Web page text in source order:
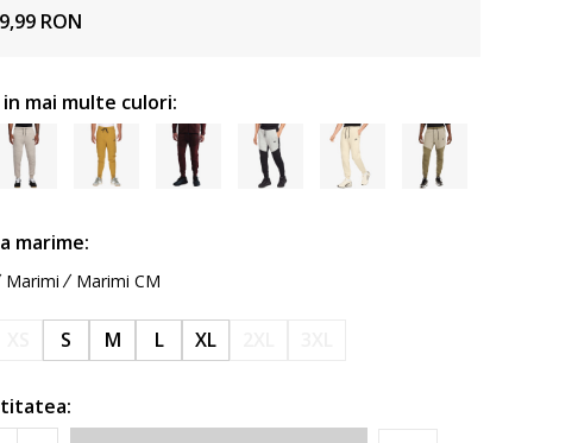
RON
mai multe culori:
marime:
Marimi Marimi CM
S M L XL